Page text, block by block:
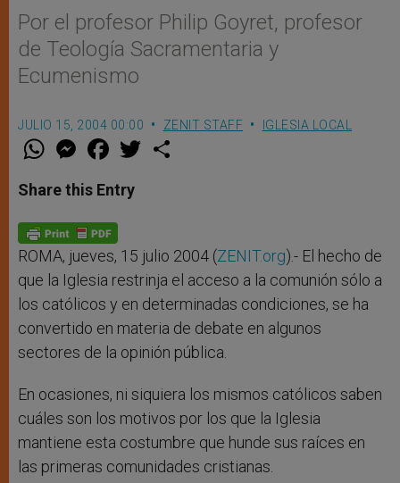
Por el profesor Philip Goyret, profesor
de Teología Sacramentaria y
Ecumenismo
JULIO 15, 2004 00:00 ZENIT STAFF IGLESIA LOCAL
W
t
s
p
p
M
e
s
e
g
e
r
F
a
e
b
o
k
w
Share this Entry
ROMA, jueves, 15 julio 2004 (ZENIT.org).- El hecho de
que la Iglesia restrinja el acceso a la comunión sólo a
los católicos y en determinadas condiciones, se ha
convertido en materia de debate en algunos
sectores de la opinión pública.
En ocasiones, ni siquiera los mismos católicos saben
cuáles son los motivos por los que la Iglesia
mantiene esta costumbre que hunde sus raíces en
las primeras comunidades cristianas.